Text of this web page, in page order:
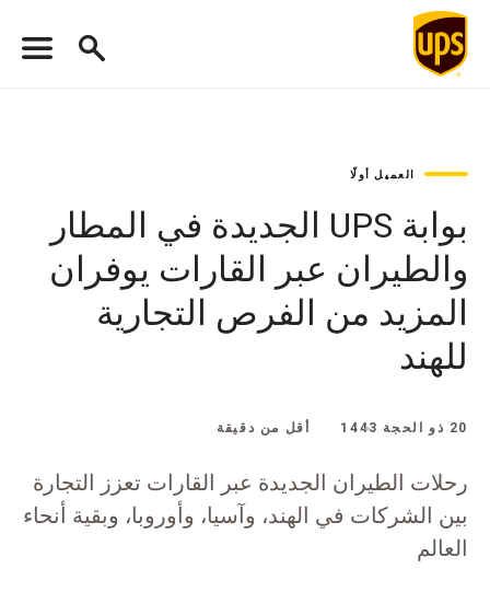
العميل أولًا
بوابة UPS الجديدة في المطار
والطيران عبر القارات يوفران
المزيد من الفرص التجارية
للهند
20 ذو الحجة 1443 أقل من دقيقة
رحلات الطيران الجديدة عبر القارات تعزز التجارة
بين الشركات في الهند، وآسيا، وأوروبا، وبقية أنحاء
العالم